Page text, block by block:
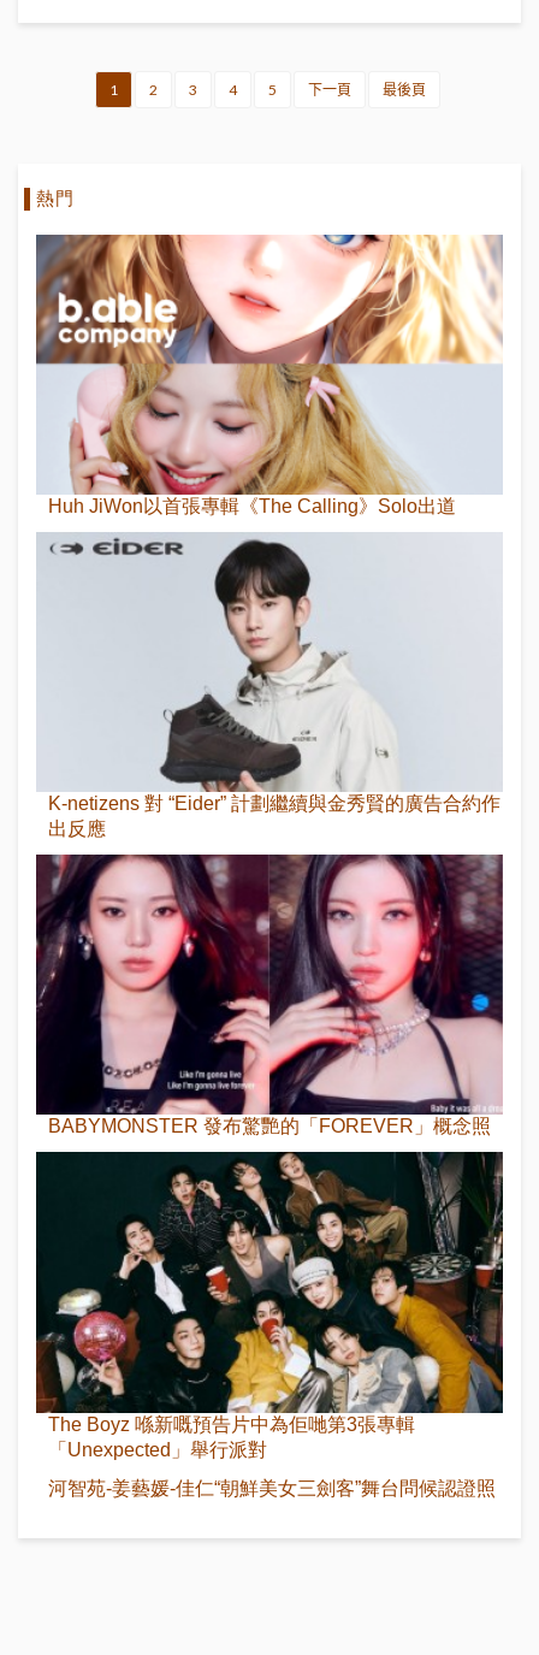
1 2 3 4 5 下一頁 最後頁
熱門
Huh JiWon以首張專輯《The Calling》Solo出道
K-netizens 對 “Eider” 計劃繼續與金秀賢的廣告合約作
出反應
BABYMONSTER 發布驚艷的「FOREVER」概念照
The Boyz 喺新嘅預告片中為佢哋第3張專輯
「Unexpected」舉行派對
河智苑-姜藝媛-佳仁“朝鮮美女三劍客”舞台問候認證照